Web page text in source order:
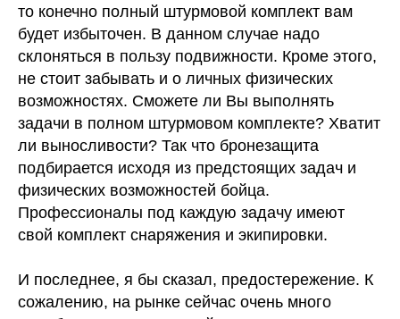
то конечно полный штурмовой комплект вам
будет избыточен. В данном случае надо
склоняться в пользу подвижности. Кроме этого,
не стоит забывать и о личных физических
возможностях. Сможете ли Вы выполнять
задачи в полном штурмовом комплекте? Хватит
ли выносливости? Так что бронезащита
подбирается исходя из предстоящих задач и
физических возможностей бойца.
Профессионалы под каждую задачу имеют
свой комплект снаряжения и экипировки.
И последнее, я бы сказал, предостережение. К
сожалению, на рынке сейчас очень много